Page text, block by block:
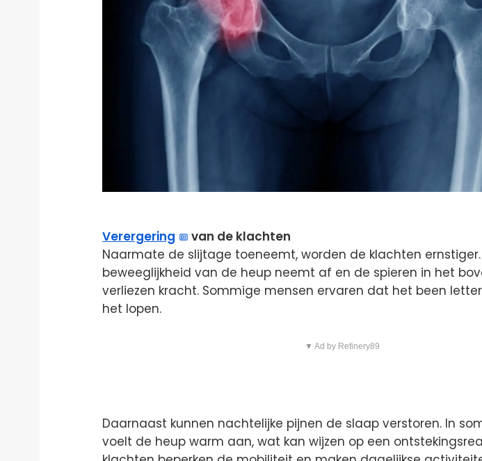
Verergering
van de klachten
Naarmate de slijtage toeneemt, worden de klachten ernstiger.
beweeglijkheid van de heup neemt af en de spieren in het
verliezen kracht. Sommige mensen ervaren dat het been
het lopen.
▼ Ad by Refinery89
Daarnaast kunnen nachtelijke pijnen de slaap verstoren. In
voelt de heup warm aan, wat kan wijzen op een